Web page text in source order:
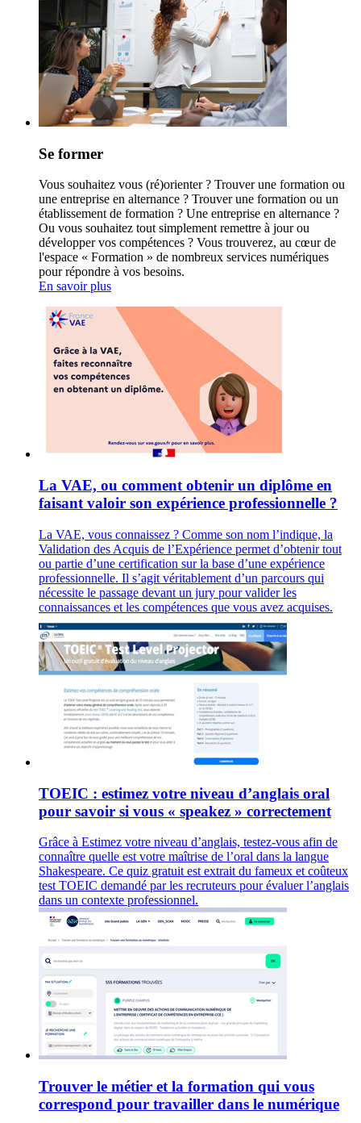
Se former
Vous souhaitez vous (ré)orienter ? Trouver une formation ou
une entreprise en alternance ? Trouver une formation ou un
établissement de formation ? Une entreprise en alternance ?
Ou vous souhaitez tout simplement remettre à jour ou
développer vos compétences ? Vous trouverez, au cœur de
l'espace « Formation » de nombreux services numériques
pour répondre à vos besoins.
En savoir plus
La VAE, ou comment obtenir un diplôme en
faisant valoir son expérience professionnelle ?
La VAE, vous connaissez ? Comme son nom l’indique, la
Validation des Acquis de l’Expérience permet d’obtenir tout
ou partie d’une certification sur la base d’une expérience
professionnelle. Il s’agit véritablement d’un parcours qui
nécessite le passage devant un jury pour valider les
connaissances et les compétences que vous avez acquises.
TOEIC : estimez votre niveau d’anglais oral
pour savoir si vous « speakez » correctement
Grâce à Estimez votre niveau d’anglais, testez-vous afin de
connaître quelle est votre maîtrise de l’oral dans la langue
Shakespeare. Ce quiz gratuit est extrait du fameux et coûteux
test TOEIC demandé par les recruteurs pour évaluer l’anglais
dans un contexte professionnel.
Trouver le métier et la formation qui vous
correspond pour travailler dans le numérique